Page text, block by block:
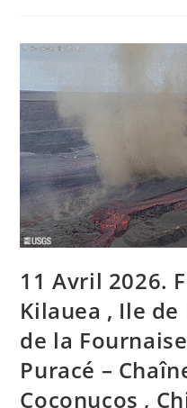
La
,
:
–
Los
,
Chile
:
,
:
Great
11 Avril 2026.
Kilauea , Ile
de la
Puracé –
Coconucos ,